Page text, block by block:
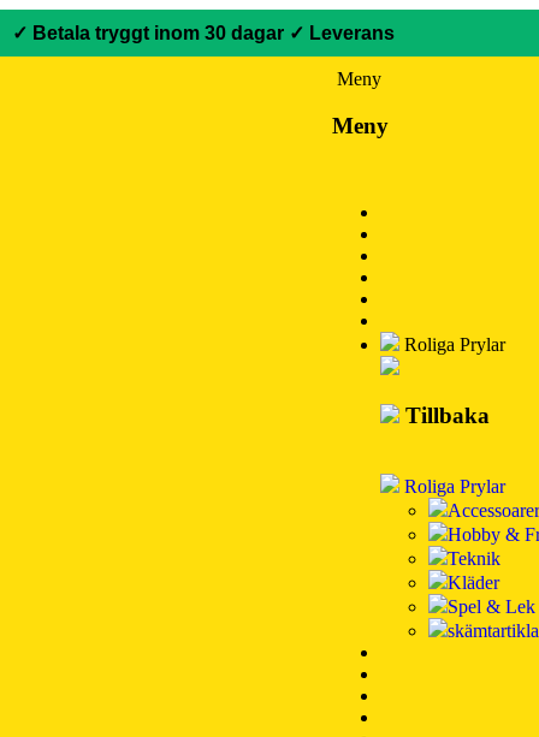
✓ Betala tryggt inom 30 dagar ✓ Leverans
Meny
Meny
Roliga Prylar
Tillbaka
Roliga Prylar
Hobby &
Teknik
Kläder
Spel & Lek